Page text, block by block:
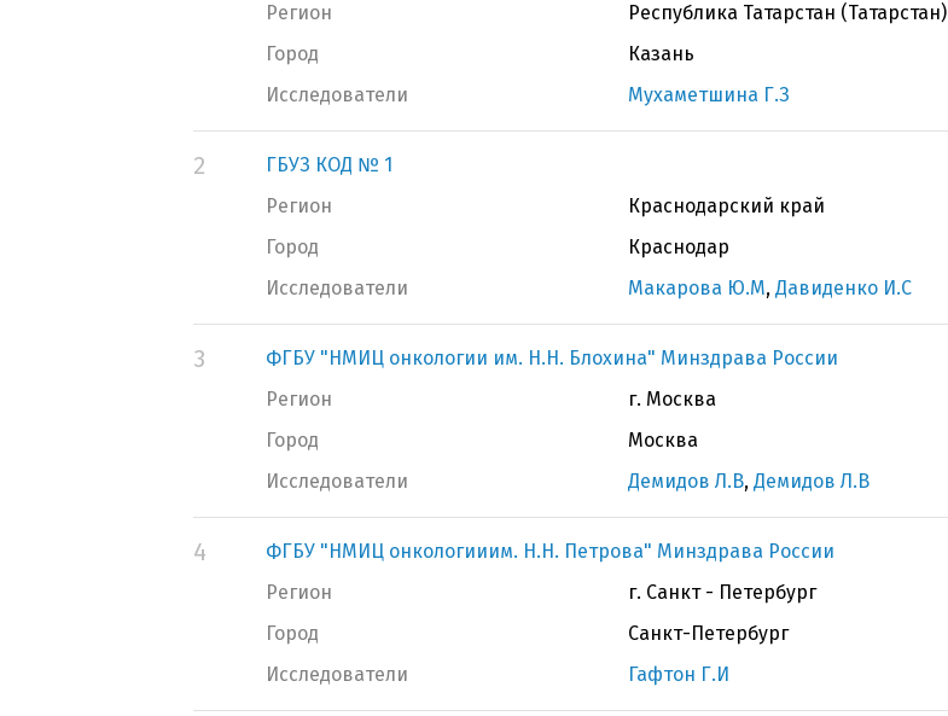
Регион
Республика Татарстан (Татарстан)
Город
Казань
Исследователи
Мухаметшина Г.З
2
ГБУЗ КОД № 1
Регион
Краснодарский край
Город
Краснодар
Исследователи
Макарова Ю.М, Давиденко И.С
3
ФГБУ "НМИЦ онкологии им. Н.Н. Блохина" Минздрава России
Регион
г. Москва
Город
Москва
Исследователи
Демидов Л.В, Демидов Л.В
4
ФГБУ "НМИЦ онкологииим. Н.Н. Петрова" Минздрава России
Регион
г. Санкт - Петербург
Город
Санкт-Петербург
Исследователи
Гафтон Г.И